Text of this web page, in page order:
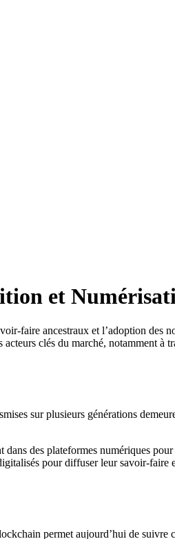
et
faire ancestraux et l’adoption des
clés du marché, notamment à
sur plusieurs générations
dans des plateformes numériques
pour diffuser leur savoir-
permet aujourd’hui de suivre